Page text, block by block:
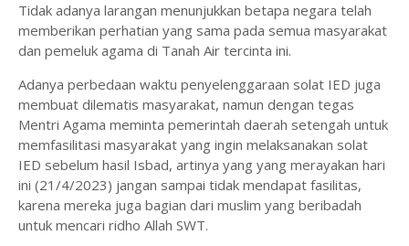
Tidak adanya larangan menunjukkan betapa negara telah
memberikan perhatian yang sama pada semua masyarakat
dan pemeluk agama di Tanah Air tercinta ini.
Adanya perbedaan waktu penyelenggaraan solat IED juga
membuat dilematis masyarakat, namun dengan tegas
Mentri Agama meminta pemerintah daerah setengah untuk
memfasilitasi masyarakat yang ingin melaksanakan solat
IED sebelum hasil Isbad, artinya yang yang merayakan hari
ini (21/4/2023) jangan sampai tidak mendapat fasilitas,
karena mereka juga bagian dari muslim yang beribadah
untuk mencari ridho Allah SWT.